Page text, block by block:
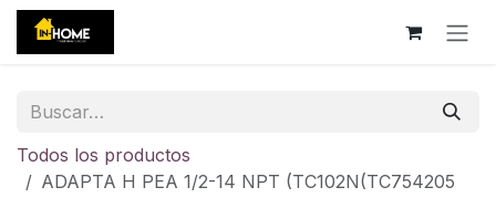
Ir al contenido
Todos los productos
ADAPTA H PEA 1/2-14 NPT (TC102N(TC754205